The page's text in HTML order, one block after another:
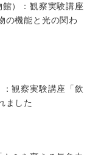
）：観察実験講座
の機能と光の関わ
観察実験講座「飲
ました